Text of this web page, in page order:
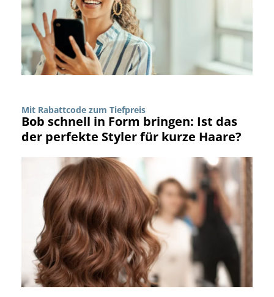
Mit Rabattcode zum Tiefpreis
Bob schnell in Form bringen: Ist das
der perfekte Styler für kurze Haare?